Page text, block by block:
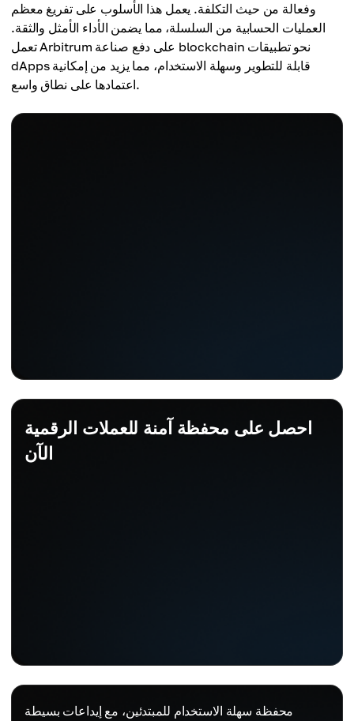
وفعالة من حيث التكلفة. يعمل هذا الأسلوب على تفريغ معظم
العمليات الحسابية من السلسلة، مما يضمن الأداء الأمثل والثقة.
تعمل Arbitrum على دفع صناعة blockchain نحو تطبيقات
dApps قابلة للتطوير وسهلة الاستخدام، مما يزيد من إمكانية
اعتمادها على نطاق واسع.
احصل على محفظة آمنة للعملات الرقمية
الآن
محفظة سهلة الاستخدام للمبتدئين، مع إيداعات بسيطة